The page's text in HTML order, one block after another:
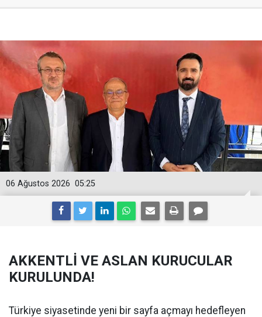
05:25
06 Ağustos 2026
AKKENTLİ VE ASLAN KURUCULAR
KURULUNDA!
Türkiye siyasetinde yeni bir sayfa açmayı hedefleyen